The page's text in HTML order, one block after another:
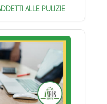
ALLE PULIZIE